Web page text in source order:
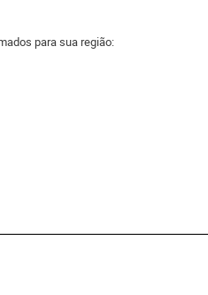
para sua região: